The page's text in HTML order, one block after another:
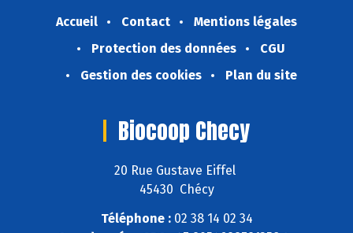
Accueil Contact
Mentions légales
Protection des données
CGU
Gestion des cookies
Plan du site
Biocoop Checy
20 Rue Gustave Eiffel
45430 Chécy
Téléphone :02 38 14 02 34